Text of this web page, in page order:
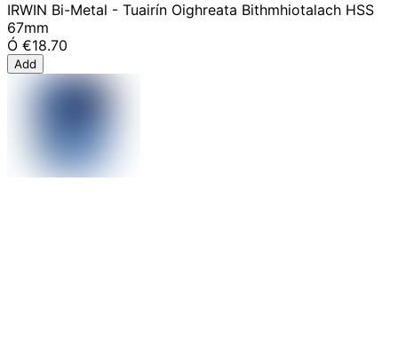
IRWIN Bi-Metal - Tuairín Oighreata Bithmhiotalach HSS
67mm
Ó €18.70
Add